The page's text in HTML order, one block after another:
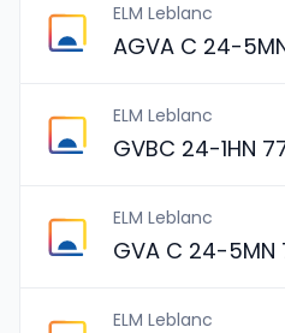
ELM Leblanc
AGVA C 24-
ELM Leblanc
GVBC 24-1HN
ELM Leblanc
GVA C 24-5MN
ELM Leblanc